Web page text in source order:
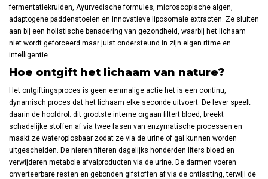
fermentatiekruiden, Ayurvedische formules, microscopische algen,
adaptogene paddenstoelen en innovatieve liposomale extracten. Ze sluiten
aan bij een holistische benadering van gezondheid, waarbij het lichaam
niet wordt geforceerd maar juist ondersteund in zijn eigen ritme en
intelligentie.
Hoe ontgift het lichaam van nature?
Het ontgiftingsproces is geen eenmalige actie het is een continu,
dynamisch proces dat het lichaam elke seconde uitvoert. De lever speelt
daarin de hoofdrol: dit grootste interne orgaan filtert bloed, breekt
schadelijke stoffen af via twee fasen van enzymatische processen en
maakt ze wateroplosbaar zodat ze via de urine of gal kunnen worden
uitgescheiden. De nieren filteren dagelijks honderden liters bloed en
verwijderen metabole afvalproducten via de urine. De darmen voeren
onverteerbare resten en gebonden gifstoffen af via de ontlasting, terwijl de